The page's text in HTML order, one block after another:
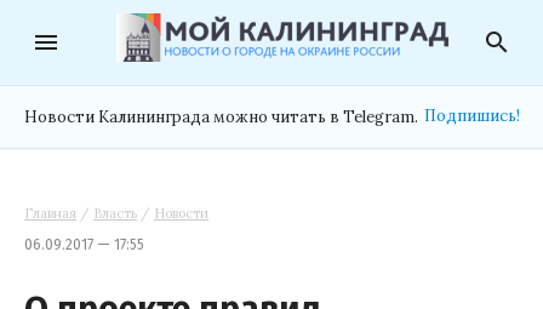
menu search
Новости Калининграда можно читать в Telegram. Подпишись!
Главная / Власть / Новости
06.09.2017 — 17:55